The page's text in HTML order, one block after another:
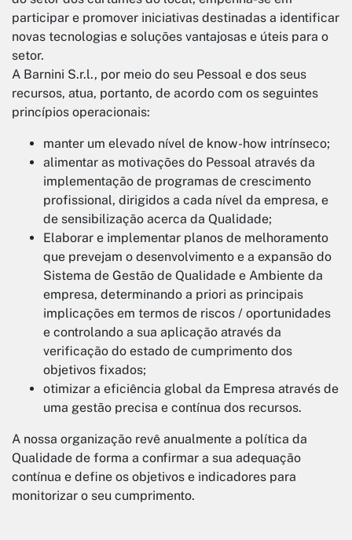
participar e promover iniciativas destinadas a identificar
novas tecnologias e soluções vantajosas e úteis para o
setor.
A Barnini S.r.l., por meio do seu Pessoal e dos seus
recursos, atua, portanto, de acordo com os seguintes
princípios operacionais:
manter um elevado nível de know-how intrínseco;
alimentar as motivações do Pessoal através da
implementação de programas de crescimento
profissional, dirigidos a cada nível da empresa, e
de sensibilização acerca da Qualidade;
Elaborar e implementar planos de melhoramento
que prevejam o desenvolvimento e a expansão do
Sistema de Gestão de Qualidade e Ambiente da
empresa, determinando a priori as principais
implicações em termos de riscos / oportunidades
e controlando a sua aplicação através da
verificação do estado de cumprimento dos
objetivos fixados;
otimizar a eficiência global da Empresa através de
uma gestão precisa e contínua dos recursos.
A nossa organização revê anualmente a política da
Qualidade de forma a confirmar a sua adequação
contínua e define os objetivos e indicadores para
monitorizar o seu cumprimento.